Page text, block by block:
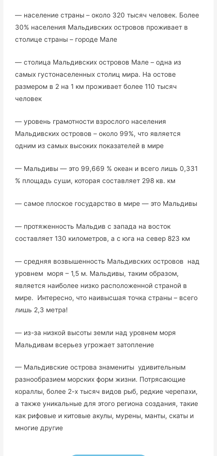
— население страны – около 320 тысяч человек. Более
30% населения Мальдивских островов проживает в
столице страны – городе Мале
— столица Мальдивских островов Мале – одна из
самых густонаселенных столиц мира. На остове
размером в 2 на 1 км проживает более 110 тысяч
человек
— уровень грамотности взрослого населения
Мальдивских островов – около 99%, что является
одним из самых высоких показателей в мире
— Мальдивы — это 99,669 % океан и всего лишь 0,331
% площадь суши, которая составляет 298 кв. км
— самое плоское государство в мире — это Мальдивы
— протяженность Мальдив с запада на восток
составляет 130 километров, а с юга на север 823 км
— средняя возвышенность Мальдивских островов над
уровнем моря – 1,5 м. Мальдивы, таким образом,
является наиболее низко расположенной страной в
мире. Интересно, что наивысшая точка страны – всего
лишь 2,3 метра!
— из-за низкой высоты земли над уровнем моря
Мальдивам всерьез угрожает затопление
— Мальдивские острова знамениты удивительным
разнообразием морских форм жизни. Потрясающие
кораллы, более 2-х тысяч видов рыб, редкие черепахи,
а также уникальные для этого региона создания, такие
как рифовые и китовые акулы, мурены, манты, скаты и
многие другие